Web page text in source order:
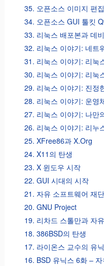
35. 오픈소스 이미지 편
34. 오픈소스 GUI 툴킷
33. 리눅스 배포본과 데
32. 리눅스 이야기: 네트
31. 리눅스 이야기: 리눅
30. 리눅스 이야기: 리눅
29. 리눅스 이야기: 진정
28. 리눅스 이야기: 운영
27. 리눅스 이야기: 나만
26. 리눅스 이야기: 리누
25. XFree86과 X.Org
24. X11의 탄생
23. X 윈도우 시작
22. GUI 시대의 시작
21. 자유 소프트웨어 재단
20. GNU Project
19. 리차드 스톨만과 자
18. 386BSD의 탄생
17. 라이온스 교수의 유
16. BSD 유닉스 6화 –